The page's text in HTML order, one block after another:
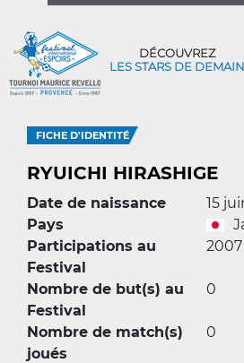
DÉCOUVREZ
LES STARS DE DEMAIN
FICHE D'IDENTITÉ
RYUICHI HIRASHIGE
Date de naissance
15
Pays
Participations au
Festival
2007
Nombre de but(s) au
Festival
0
Nombre de match(s)
joués
0